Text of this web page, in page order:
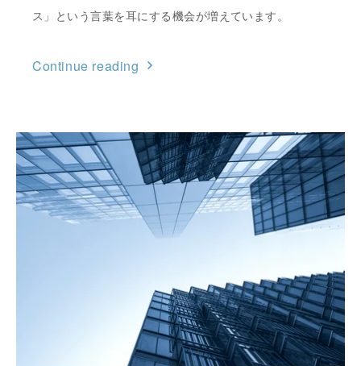
ス」という言葉を耳にする機会が増えています。
Continue reading